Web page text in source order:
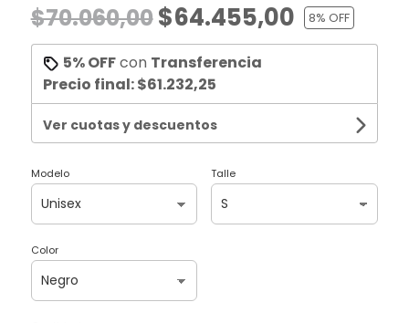
$70.060,00$64.455,00 8% OFF
5% OFFcon Transferencia
Precio final:$61.232,25
Ver cuotas y descuentos
Modelo Talle
Color